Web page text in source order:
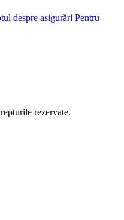
despre asigurări Pentru
rezervate.